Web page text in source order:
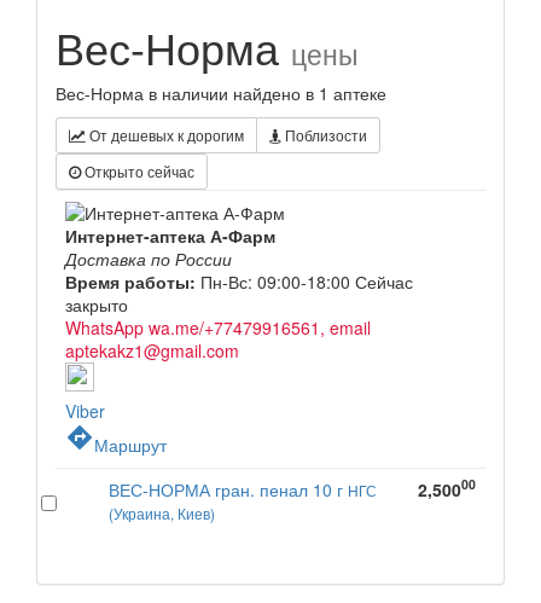
Вес-Норма цены
Вес-Норма в наличии найдено в 1 аптеке
От дешевых к дорогим
Поблизости
Открыто сейчас
Интернет-аптека А-Фарм
Доставка по России
Время работы: Пн-Вс: 09:00-18:00 Сейчас
закрыто
WhatsApp wa.me/+77479916561, email
aptekakz1@gmail.com
Viber
directionsМаршрут
ВЕС-НОРМА гран. пенал 10 г НГС
(Украина, Киев)
2,50000